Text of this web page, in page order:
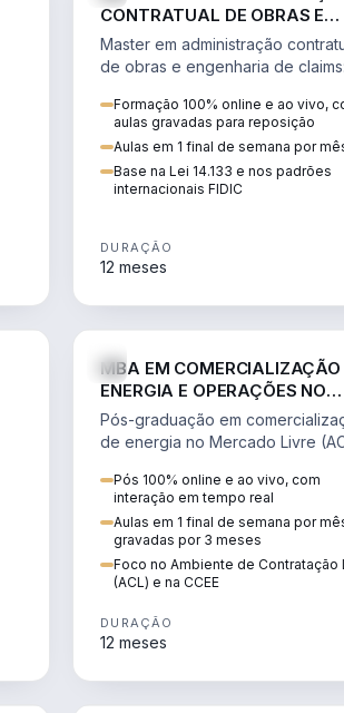
CONTRATUAL DE OBRAS E
ENGENHARIA DE CLAIMS
Master em administração
de obras e engenharia de claims:
pleitos, delay analysis e FIDIC.
Formação 100% online e ao vivo,
aulas gravadas para reposição
Aulas em 1 final de semana por
Base na Lei 14.133 e nos padrões
internacionais FIDIC
DURAÇÃO
12 meses
MBA EM COMERCIALIZAÇÃO
ENERGIA E OPERAÇÕES NO
MERCADO LIVRE
Pós-graduação em
de energia no Mercado Livre
risco e migração de clientes.
Pós 100% online e ao vivo, com
interação em tempo real
Aulas em 1 final de semana por
gravadas por 3 meses
Foco no Ambiente de Contratação
(ACL) e na CCEE
DURAÇÃO
12 meses